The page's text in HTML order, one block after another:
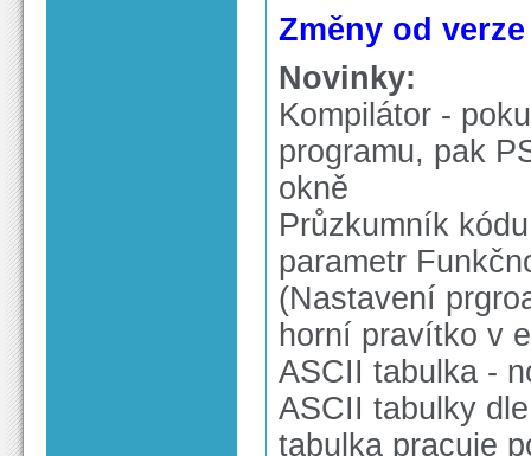
Změny od verze
Novinky:
Kompilátor -
programu, pak
okně
Průzkumník
parametr
(Nastavení
horní pravítko v
ASCII tabulka -
ASCII tabulky
tabulka pracuje